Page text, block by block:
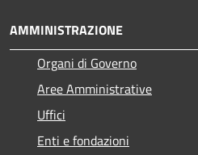
AMMINISTRAZIONE
Organi di Governo
Aree Amministrative
Uffici
Enti e fondazioni